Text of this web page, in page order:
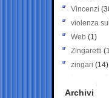
Vincenzi
violenza
Web (1)
Zingaretti
zingari (14)
Archivi